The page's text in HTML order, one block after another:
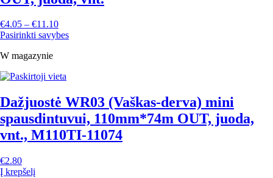
€4.05 – €11.10
Pasirinkti savybes
W magazynie
Dažjuostė WR03 (Vaškas-derva) mini
spausdintuvui, 110mm*74m OUT, juoda,
vnt., M110TI-11074
€2.80
Į krepšelį